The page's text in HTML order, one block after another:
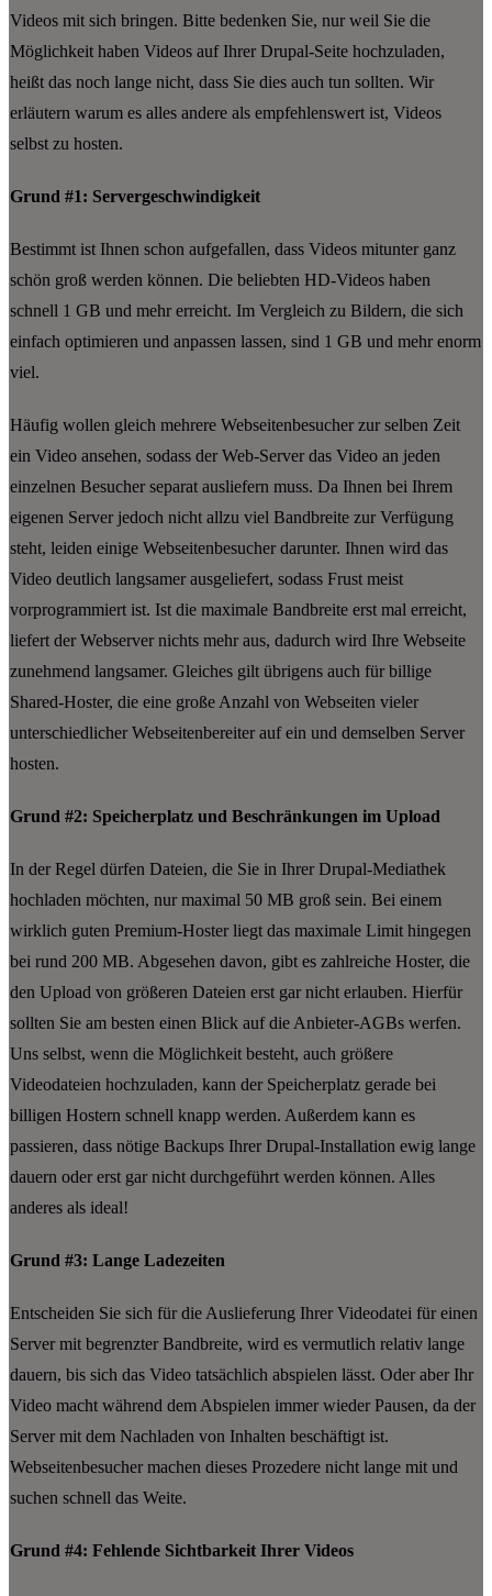
Videos mit sich bringen. Bitte bedenken Sie, nur weil Sie die
Möglichkeit haben Videos auf Ihrer Drupal-Seite hochzuladen,
heißt das noch lange nicht, dass Sie dies auch tun sollten. Wir
erläutern warum es alles andere als empfehlenswert ist, Videos
selbst zu hosten.
Grund #1: Servergeschwindigkeit
Bestimmt ist Ihnen schon aufgefallen, dass Videos mitunter ganz
schön groß werden können. Die beliebten HD-Videos haben
schnell 1 GB und mehr erreicht. Im Vergleich zu Bildern, die sich
einfach optimieren und anpassen lassen, sind 1 GB und mehr enorm
viel.
Häufig wollen gleich mehrere Webseitenbesucher zur selben Zeit
ein Video ansehen, sodass der Web-Server das Video an jeden
einzelnen Besucher separat ausliefern muss. Da Ihnen bei Ihrem
eigenen Server jedoch nicht allzu viel Bandbreite zur Verfügung
steht, leiden einige Webseitenbesucher darunter. Ihnen wird das
Video deutlich langsamer ausgeliefert, sodass Frust meist
vorprogrammiert ist. Ist die maximale Bandbreite erst mal erreicht,
liefert der Webserver nichts mehr aus, dadurch wird Ihre Webseite
zunehmend langsamer. Gleiches gilt übrigens auch für billige
Shared-Hoster, die eine große Anzahl von Webseiten vieler
unterschiedlicher Webseitenbereiter auf ein und demselben Server
hosten.
Grund #2: Speicherplatz und Beschränkungen im Upload
In der Regel dürfen Dateien, die Sie in Ihrer Drupal-Mediathek
hochladen möchten, nur maximal 50 MB groß sein. Bei einem
wirklich guten Premium-Hoster liegt das maximale Limit hingegen
bei rund 200 MB. Abgesehen davon, gibt es zahlreiche Hoster, die
den Upload von größeren Dateien erst gar nicht erlauben. Hierfür
sollten Sie am besten einen Blick auf die Anbieter-AGBs werfen.
Uns selbst, wenn die Möglichkeit besteht, auch größere
Videodateien hochzuladen, kann der Speicherplatz gerade bei
billigen Hostern schnell knapp werden. Außerdem kann es
passieren, dass nötige Backups Ihrer Drupal-Installation ewig lange
dauern oder erst gar nicht durchgeführt werden können. Alles
anderes als ideal!
Grund #3: Lange Ladezeiten
Entscheiden Sie sich für die Auslieferung Ihrer Videodatei für einen
Server mit begrenzter Bandbreite, wird es vermutlich relativ lange
dauern, bis sich das Video tatsächlich abspielen lässt. Oder aber Ihr
Video macht während dem Abspielen immer wieder Pausen, da der
Server mit dem Nachladen von Inhalten beschäftigt ist.
Webseitenbesucher machen dieses Prozedere nicht lange mit und
suchen schnell das Weite.
Grund #4: Fehlende Sichtbarkeit Ihrer Videos